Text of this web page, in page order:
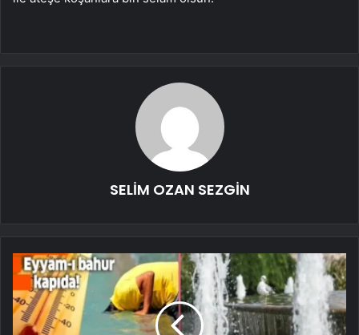
SELİM OZAN SEZGİN